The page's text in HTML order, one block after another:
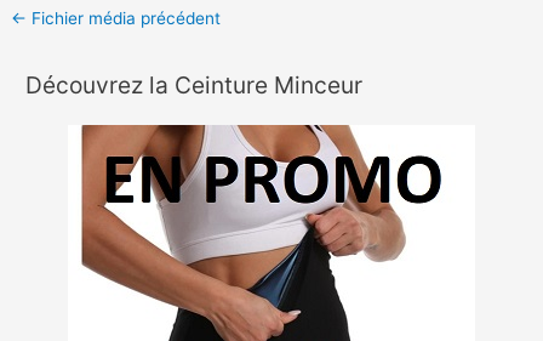
← Fichier média précédent
Découvrez la Ceinture Minceur